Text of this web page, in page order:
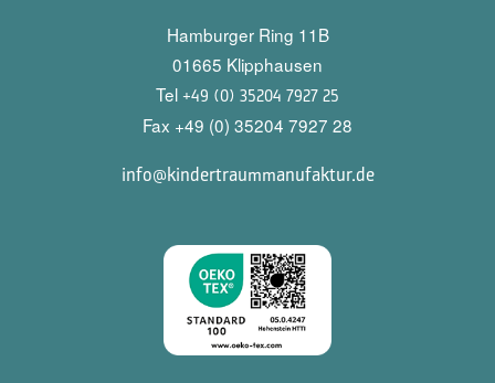
Hamburger Ring 11B
01665 Klipphausen
Tel +49 (0) 35204 7927 25
Fax +49 (0) 35204 7927 28
info@kindertraummanufaktur.de